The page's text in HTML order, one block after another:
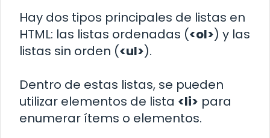
Hay dos tipos principales de listas en
HTML: las listas ordenadas (<ol>) y las
listas sin orden (<ul>).
Dentro de estas listas, se pueden
utilizar elementos de lista <li> para
enumerar ítems o elementos.